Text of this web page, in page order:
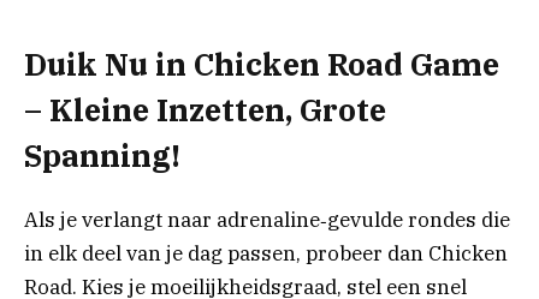
Duik Nu in Chicken Road Game
– Kleine Inzetten, Grote
Spanning!
Als je verlangt naar adrenaline‑gevulde rondes die
in elk deel van je dag passen, probeer dan Chicken
Road. Kies je moeilijkheidsgraad, stel een snel